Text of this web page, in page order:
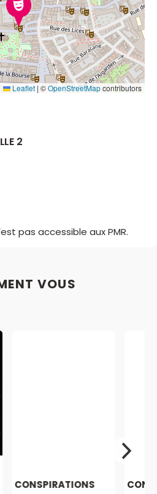
Leaflet | ©OpenStreetMapcontributors
2
pas accessible aux PMR.
VOUS
CONSPIRATIONS